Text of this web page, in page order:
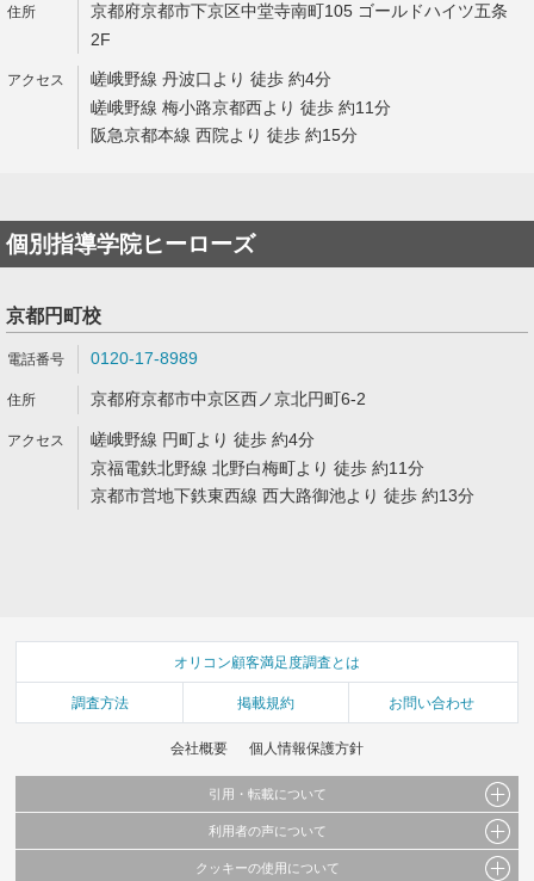
京都府京都市下京区中堂寺南町105 ゴールドハイツ五条
2F
嵯峨野線 丹波口より 徒歩 約4分
嵯峨野線 梅小路京都西より 徒歩 約11分
阪急京都本線 西院より 徒歩 約15分
個別指導学院ヒーローズ
京都円町校
0120-17-8989
京都府京都市中京区西ノ京北円町6-2
嵯峨野線 円町より 徒歩 約4分
京福電鉄北野線 北野白梅町より 徒歩 約11分
京都市営地下鉄東西線 西大路御池より 徒歩 約13分
オリコン顧客満足度調査とは
調査方法 掲載規約 お問い合わせ
会社概要 個人情報保護方針
引用・転載について
当サイトで公開されている情報（文字、写真、イラスト、画像データ等）及びこれらの配
これらの情報を権利者の許可なく無断転載・複製などの二次利用を行うことは固く禁じて
利用者の声について
当サイトに掲載している内容はすべてサービスの利用者が提出された見解・感想です。
クッキーの使用について